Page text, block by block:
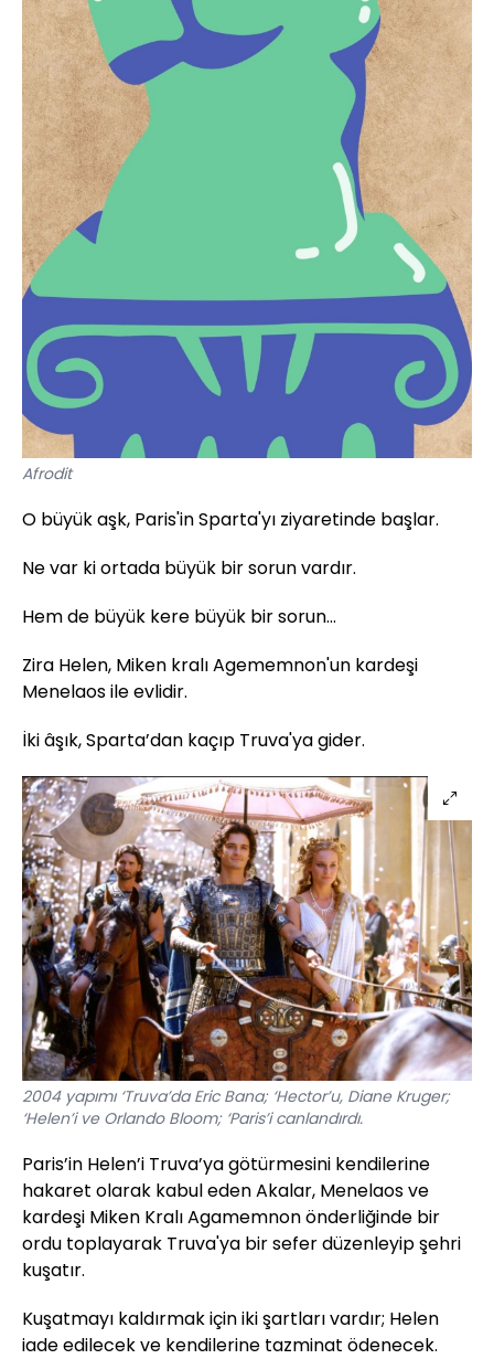
Afrodit
O büyük aşk, Paris'in Sparta'yı ziyaretinde başlar.
Ne var ki ortada büyük bir sorun vardır.
Hem de büyük kere büyük bir sorun...
Zira Helen, Miken kralı Agememnon'un kardeşi
Menelaos ile evlidir.
İki âşık, Sparta’dan kaçıp Truva'ya gider.
2004 yapımı ‘Truva’da Eric Bana; ‘Hector’u, Diane Kruger;
‘Helen’i ve Orlando Bloom; ‘Paris’i canlandırdı.
Paris’in Helen’i Truva’ya götürmesini kendilerine
hakaret olarak kabul eden Akalar, Menelaos ve
kardeşi Miken Kralı Agamemnon önderliğinde bir
ordu toplayarak Truva'ya bir sefer düzenleyip şehri
kuşatır.
Kuşatmayı kaldırmak için iki şartları vardır; Helen
iade edilecek ve kendilerine tazminat ödenecek.